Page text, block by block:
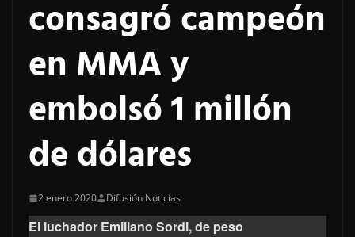
consagró campeón
en MMA y
embolsó 1 millón
de dólares
2 enero 2020 Difusión Noticias
El luchador Emiliano Sordi, de peso